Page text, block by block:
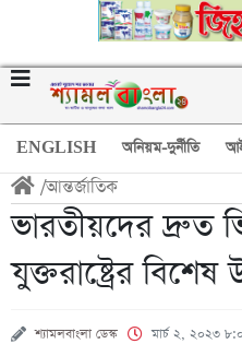
ENGLISH অনিয়ম-দুর্নীতি
/আন্তর্জাতিক
ভারতীয়দের দ্রুত
যুক্তরাষ্ট্রের
শ্যামলবাংলা ডেস্ক মার্চ ২, ২০২৩